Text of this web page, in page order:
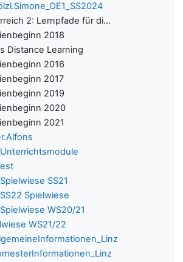
2: Lernpfade für di...
2018
Distance Learning
2016
2017
2019
2020
2021
SS21
Spielwiese
Spielwiese WS20/21
WS21/22